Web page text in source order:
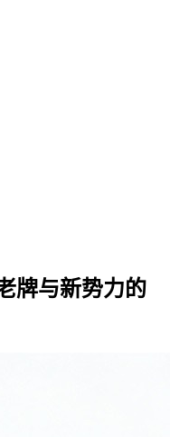
牌与新势力的